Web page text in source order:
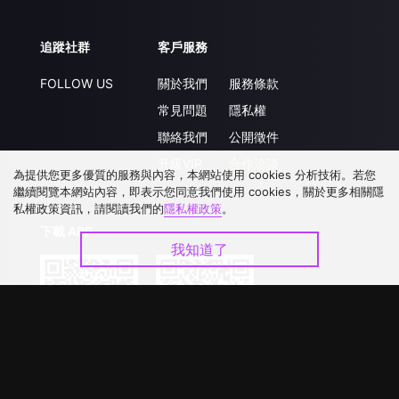
追蹤社群
FOLLOW US
客戶服務
關於我們
常見問題
聯絡我們
服務條款
隱私權
公開徵件
下載 APP
為提供您更多優質的服務與內容，本網站使用 cookies 分析技術。若您
繼續閱覽本網站內容，即表示您同意我們使用 cookies，關於更多相關隱
私權政策資訊，請閱讀我們的隱私權政策。
我知道了